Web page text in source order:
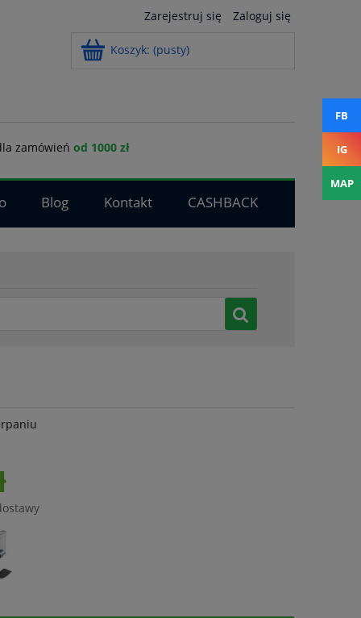
Zarejestruj się Zaloguj się
Koszyk: (pusty)
zamówień od 1000 zł
Blog Kontakt CASHBACK
FB
IG
MAP